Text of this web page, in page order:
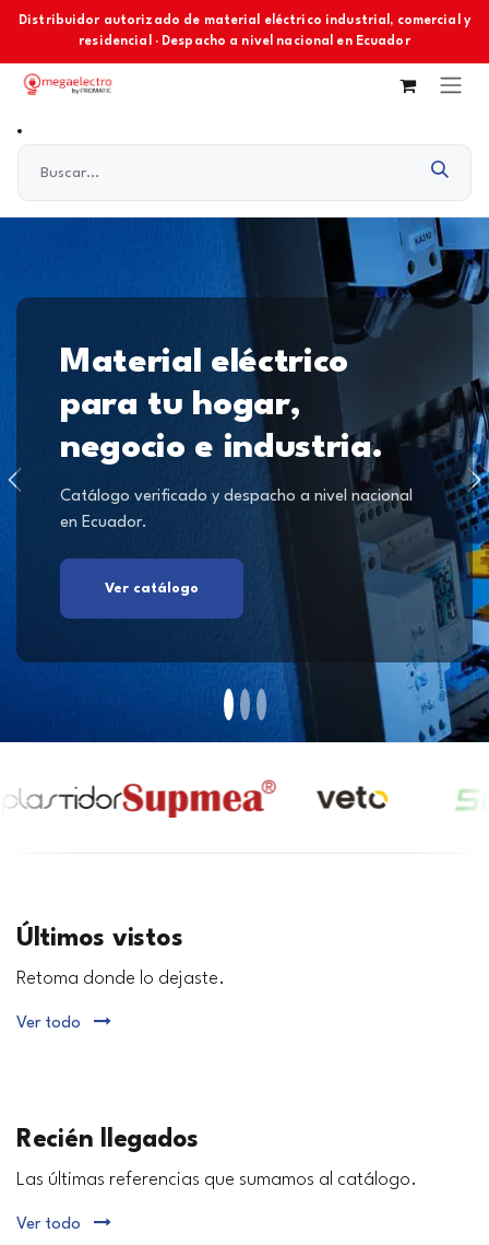
Ir al contenido
Distribuidor autorizado de material eléctrico industrial, comercial y
residencial · Despacho a nivel nacional en Ecuador
Material eléctrico
para tu hogar,
negocio e industria.
Catálogo verificado y despacho a nivel nacional
en Ecuador.
Ver catálogo
Últimos vistos
Retoma donde lo dejaste.
Ver todo
Recién llegados
Las últimas referencias que sumamos al catálogo.
Ver todo